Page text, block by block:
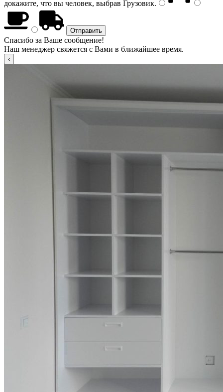
докажите, что вы человек, выбрав Грузовик.
Спасибо за Ваше сообщение!
Наш менеджер свяжется с Вами в ближайшее время.